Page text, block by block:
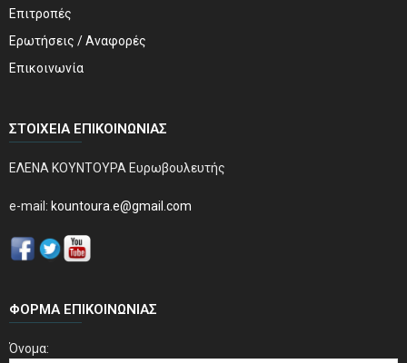
Επιτροπές
Ερωτήσεις / Αναφορές
Επικοινωνία
ΣΤΟΙΧΕΊΑ ΕΠΙΚΟΙΝΩΝΊΑΣ
ΕΛΕΝΑ ΚΟΥΝΤΟΥΡΑ Ευρωβουλευτής
e-mail: kountoura.e@gmail.com
ΦΌΡΜΑ ΕΠΙΚΟΙΝΩΝΊΑΣ
Όνομα: